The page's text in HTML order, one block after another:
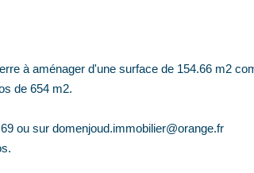
à aménager d'une surface de 154.66 m2
de 654 m2.
ou sur domenjoud.immobilier@orange.fr